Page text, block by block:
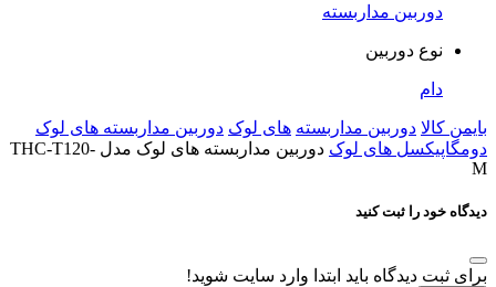
دوربین مداربسته
نوع دوربین
دام
بایمن کالا دوربین مداربسته های لوک دوربین مداربسته های لوک
دومگاپیکسل های لوک
دوربین مداربسته های لوک مدل THC-T120-
M
دیدگاه خود را ثبت کنید
برای ثبت دیدگاه باید ابتدا وارد سایت شوید!